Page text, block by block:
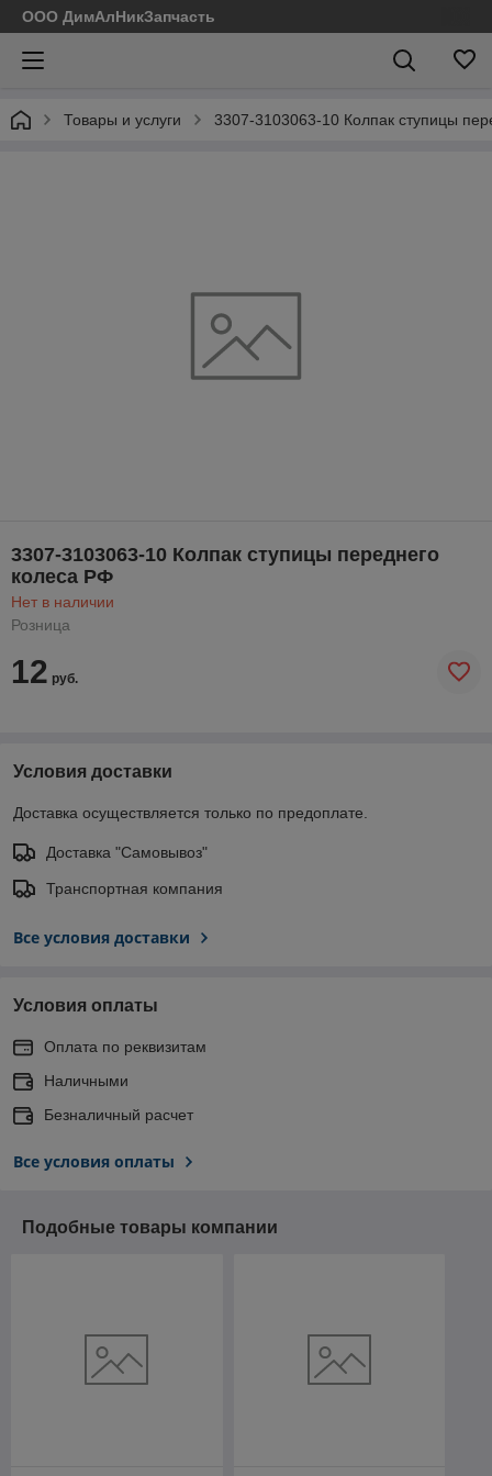
ООО ДимАлНикЗапчасть
Товары и услуги 3307-3103063-10 Колпак ступицы
3307-3103063-10 Колпак ступицы переднего
колеса РФ
Нет в наличии
Розница
12 руб.
Условия доставки
Доставка осуществляется только по предоплате.
Доставка "Самовывоз"
Транспортная компания
Все условия доставки
Условия оплаты
Оплата по реквизитам
Наличными
Безналичный расчет
Все условия оплаты
Подобные товары компании